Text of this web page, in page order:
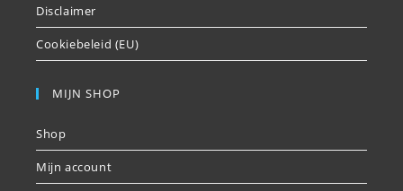
Disclaimer
Cookiebeleid (EU)
MIJN SHOP
Shop
Mijn account